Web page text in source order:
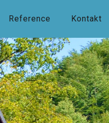
Reference Kontakt